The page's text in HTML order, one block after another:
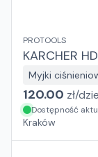
PROTOOLS
KARCHER
Myjki
120.00 zł/
Dostępność
Kraków